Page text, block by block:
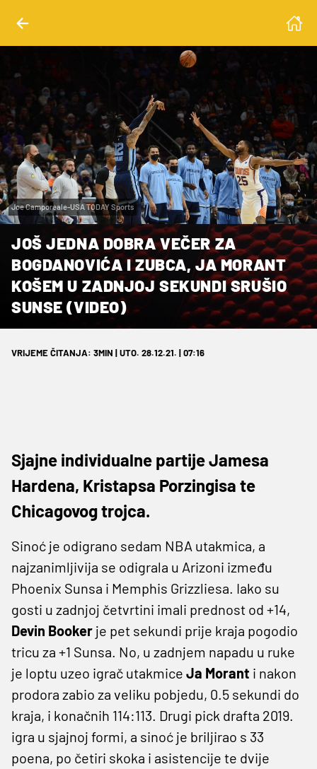
Joe Camporeale-USA TODAY Sports
JOŠ JEDNA DOBRA VEČER ZA
BOGDANOVIĆA I ZUBCA, JA MORANT
KOŠEM U ZADNJOJ SEKUNDI SRUŠIO
SUNSE (VIDEO)
VRIJEME ČITANJA: 3MIN | UTO. 28.12.21. | 07:16
Sjajne individualne partije Jamesa
Hardena, Kristapsa Porzingisa te
Chicagovog trojca.
Sinoć je odigrano sedam NBA utakmica, a
najzanimljivija se odigrala u Arizoni između
Phoenix Sunsa i Memphis Grizzliesa. Iako su
gosti u zadnjoj četvrtini imali prednost od +14,
Devin Booker je pet sekundi prije kraja pogodio
tricu za +1 Sunsa. No, u zadnjem napadu u ruke
je loptu uzeo igrač utakmice Ja Morant i nakon
prodora zabio za veliku pobjedu, 0.5 sekundi do
kraja, i konačnih 114:113. Drugi pick drafta 2019.
igra u sjajnoj formi, a sinoć je briljirao s 33
poena, po četiri skoka i asistencije te dvije